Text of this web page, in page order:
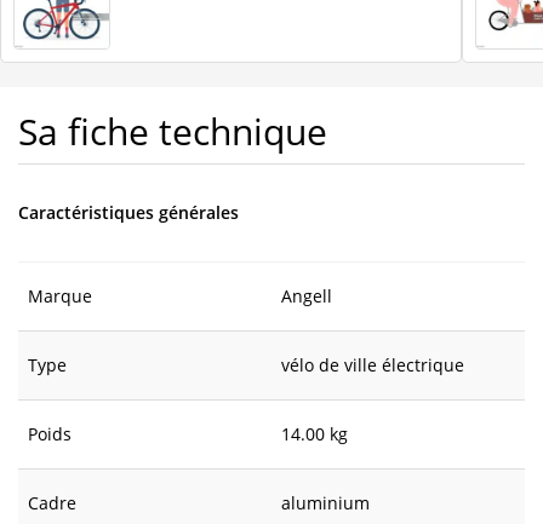
Sa fiche technique
Caractéristiques générales
Marque Angell
Type vélo de ville électrique
Poids 14.00 kg
Cadre aluminium